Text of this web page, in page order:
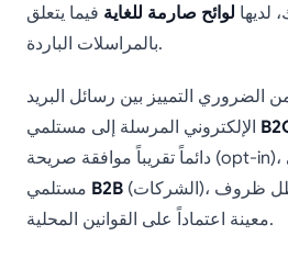
لديها لوائح صارمة للغاية فيما يتعلق
بالمراسلات الباردة.
الضروري التمييز بين رسائل البريد
دائماً تقريباً موافقة صريحة (opt-in)، وتلك المرسلة إلى
B2B (الشركات)، والتي قد يُسمح بها في ظل ظروف
معينة اعتماداً على القوانين المحلية.